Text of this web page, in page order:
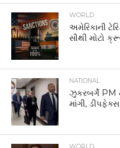
WORLD
અમેરિકાની
સૌથી મોટો
NATIONAL
ઝુકરબર્ગે PM
માંગી, ડીપફેક્સ